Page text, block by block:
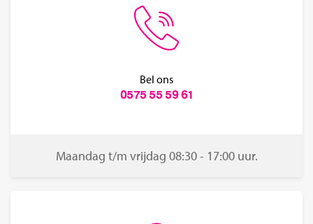
Bel ons
0575 55 59 61
Maandag t/m vrijdag 08:30 - 17:00 uur.